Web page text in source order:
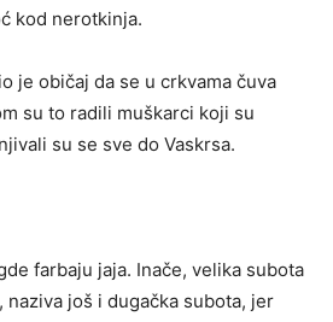
kod nerotkinja.
je običaj da se u crkvama čuva
su to radili muškarci koji su
su se sve do Vaskrsa.
farbaju jaja. Inače, velika subota
naziva još i dugačka subota, jer